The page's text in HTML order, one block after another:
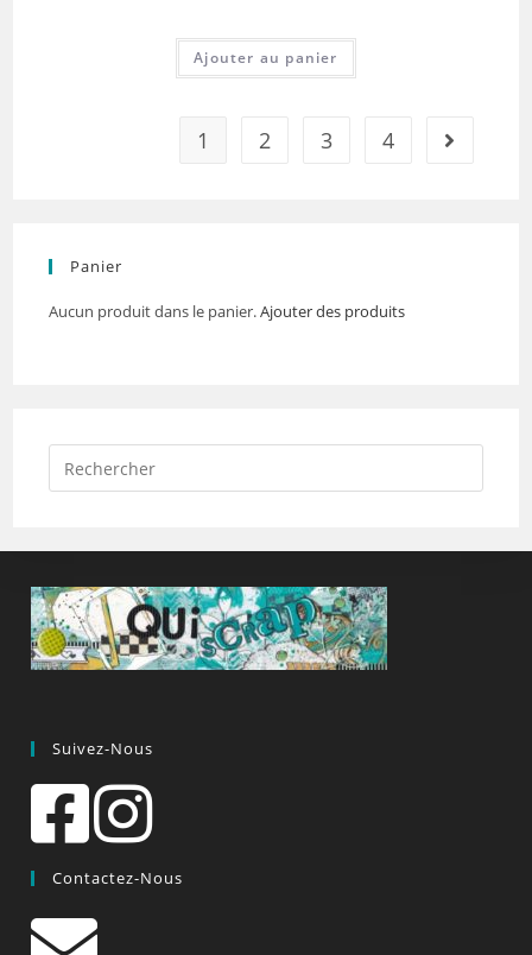
Ajouter au panier
1 2 3 4
Panier
Aucun produit dans le panier.Ajouter des produits
Suivez-Nous
Contactez-Nous